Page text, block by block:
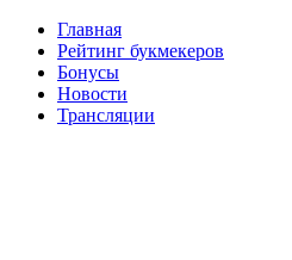
Главная
Рейтинг букмекеров
Бонусы
Новости
Трансляции